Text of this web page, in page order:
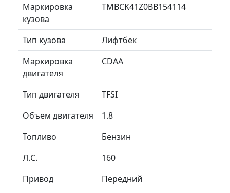
Маркировка
кузова
TMBCK41Z0BB154114
Тип кузова
Лифтбек
Маркировка
двигателя
CDAA
Тип двигателя
TFSI
Объем двигателя
1.8
Топливо
Бензин
Л.C.
160
Привод
Передний